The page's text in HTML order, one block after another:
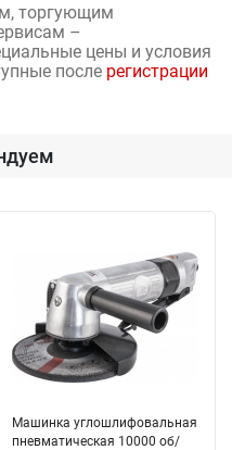
торгующим
–
цены и условия
после регистрации
Машинка углошлифовальная
пневматическая 10000 об/